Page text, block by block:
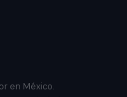
en México.